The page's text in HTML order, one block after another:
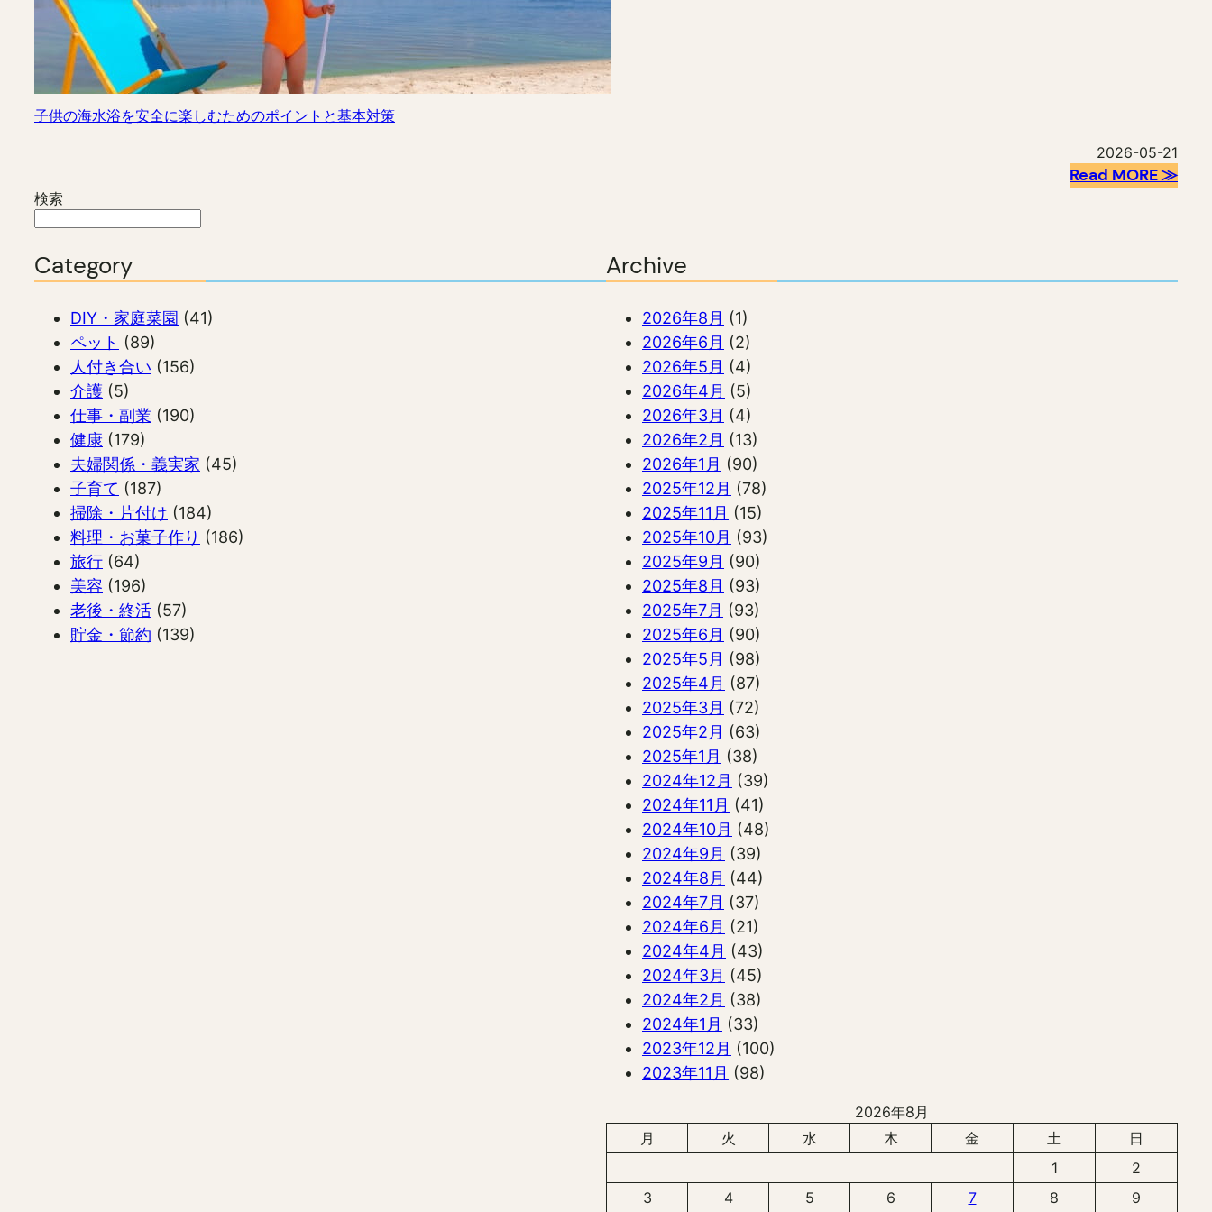
子供の海水浴を安全に楽しむためのポイントと基本対策
2026-05-21
Read MORE ≫
検索
Category
DIY・家庭菜園 (41)
ペット (89)
人付き合い (156)
介護 (5)
仕事・副業 (190)
健康 (179)
夫婦関係・義実家 (45)
子育て (187)
掃除・片付け (184)
料理・お菓子作り (186)
旅行 (64)
美容 (196)
老後・終活 (57)
貯金・節約 (139)
Archive
2026年8月 (1)
2026年6月 (2)
2026年5月 (4)
2026年4月 (5)
2026年3月 (4)
2026年2月 (13)
2026年1月 (90)
2025年12月 (78)
2025年11月 (15)
2025年10月 (93)
2025年9月 (90)
2025年8月 (93)
2025年7月 (93)
2025年6月 (90)
2025年5月 (98)
2025年4月 (87)
2025年3月 (72)
2025年2月 (63)
2025年1月 (38)
2024年12月 (39)
2024年11月 (41)
2024年10月 (48)
2024年9月 (39)
2024年8月 (44)
2024年7月 (37)
2024年6月 (21)
2024年4月 (43)
2024年3月 (45)
2024年2月 (38)
2024年1月 (33)
2023年12月 (100)
2023年11月 (98)
2026年8月
月
火 水 木 金 土
日
1
2
3
4 5 6 7 8 9